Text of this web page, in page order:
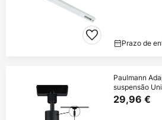
Prazo de
Paulmann
suspensão
29,96 €